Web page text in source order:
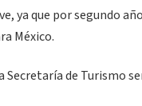
ya que por segundo
México.
de Turismo